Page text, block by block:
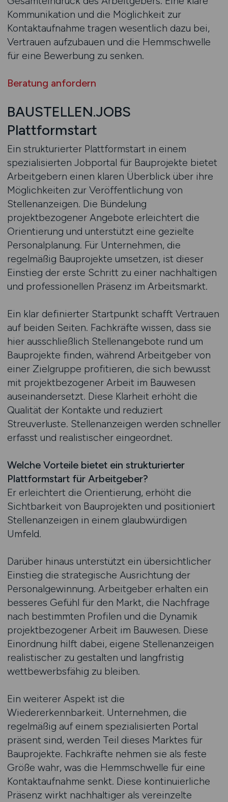
Kommunikation und die Möglichkeit zur
Kontaktaufnahme tragen wesentlich dazu bei,
Vertrauen aufzubauen und die Hemmschwelle
für eine Bewerbung zu senken.
Beratung anfordern
BAUSTELLEN.JOBS
Plattformstart
Ein strukturierter Plattformstart in einem
spezialisierten Jobportal für Bauprojekte bietet
Arbeitgebern einen klaren Überblick über ihre
Möglichkeiten zur Veröffentlichung von
Stellenanzeigen. Die Bündelung
projektbezogener Angebote erleichtert die
Orientierung und unterstützt eine gezielte
Personalplanung. Für Unternehmen, die
regelmäßig Bauprojekte umsetzen, ist dieser
Einstieg der erste Schritt zu einer nachhaltigen
und professionellen Präsenz im Arbeitsmarkt.
Ein klar definierter Startpunkt schafft Vertrauen
auf beiden Seiten. Fachkräfte wissen, dass sie
hier ausschließlich Stellenangebote rund um
Bauprojekte finden, während Arbeitgeber von
einer Zielgruppe profitieren, die sich bewusst
mit projektbezogener Arbeit im Bauwesen
auseinandersetzt. Diese Klarheit erhöht die
Qualität der Kontakte und reduziert
Streuverluste. Stellenanzeigen werden schneller
erfasst und realistischer eingeordnet.
Welche Vorteile bietet ein strukturierter
Plattformstart für Arbeitgeber?
Er erleichtert die Orientierung, erhöht die
Sichtbarkeit von Bauprojekten und positioniert
Stellenanzeigen in einem glaubwürdigen
Umfeld.
Darüber hinaus unterstützt ein übersichtlicher
Einstieg die strategische Ausrichtung der
Personalgewinnung. Arbeitgeber erhalten ein
besseres Gefühl für den Markt, die Nachfrage
nach bestimmten Profilen und die Dynamik
projektbezogener Arbeit im Bauwesen. Diese
Einordnung hilft dabei, eigene Stellenanzeigen
realistischer zu gestalten und langfristig
wettbewerbsfähig zu bleiben.
Ein weiterer Aspekt ist die
Wiedererkennbarkeit. Unternehmen, die
regelmäßig auf einem spezialisierten Portal
präsent sind, werden Teil dieses Marktes für
Bauprojekte. Fachkräfte nehmen sie als feste
Größe wahr, was die Hemmschwelle für eine
Kontaktaufnahme senkt. Diese kontinuierliche
Präsenz wirkt nachhaltiger als vereinzelte